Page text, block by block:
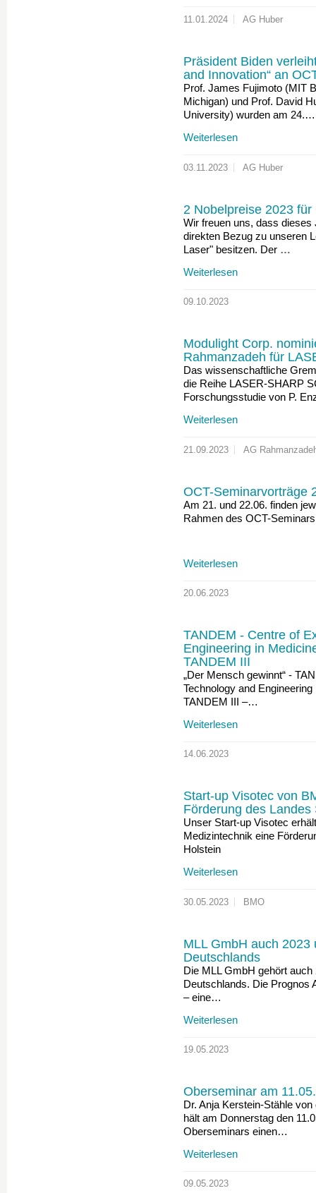
11.01.2024 AG Huber
Präsident Biden
and Innovation“ an
Prof. James Fujimoto (MIT
Michigan) und Prof. David
University) wurden am 24.…
Weiterlesen
03.11.2023 AG Huber
2 Nobelpreise 2023
Wir freuen uns, dass
direkten Bezug zu unseren
Laser" besitzen. Der …
Weiterlesen
09.10.2023
Modulight Corp.
Rahmanzadeh für
Das wissenschaftliche
die Reihe LASER-SHARP
Forschungsstudie von P.
Weiterlesen
21.09.2023 AG
OCT-Seminarvorträge
Am 21. und 22.06. finden
Rahmen des OCT-
Weiterlesen
20.06.2023
TANDEM - Centre of
Engineering in
TANDEM III
„Der Mensch gewinnt“ -
Technology and
TANDEM III –…
Weiterlesen
14.06.2023
Start-up Visotec von
Förderung des
Unser Start-up Visotec
Medizintechnik eine
Holstein
Weiterlesen
30.05.2023 BMO
MLL GmbH auch
Deutschlands
Die MLL GmbH gehört
Deutschlands. Die Prognos
– eine…
Weiterlesen
19.05.2023
Oberseminar am
Dr. Anja Kerstein-Stähle
hält am Donnerstag den
Oberseminars einen…
Weiterlesen
09.05.2023